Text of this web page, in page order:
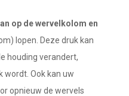
op de wervelkolom en
lopen. Deze druk kan
houding verandert,
wordt. Ook kan uw
opnieuw de wervels